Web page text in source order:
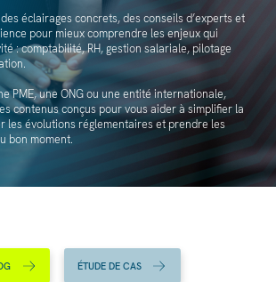
éclairages concrets, des conseils d’experts et
pour mieux comprendre les enjeux qui
: comptabilité, RH, gestion salariale, pilotage
PME, une ONG ou une entité internationale,
contenus conçus pour vous aider à simplifier la
les évolutions réglementaires et prendre les
bon moment.
ÉTUDE DE CAS